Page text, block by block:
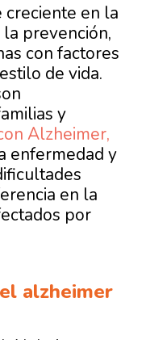
creciente en la
prevención,
con factores
de vida.
y
Alzheimer,
enfermedad y
en la
por
alzheimer